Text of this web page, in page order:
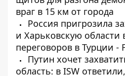
враг в 15 км от города
Россия пригрозила
и Харьковскую области
переговоров в Турции -
Путин хочет
область: в ISW